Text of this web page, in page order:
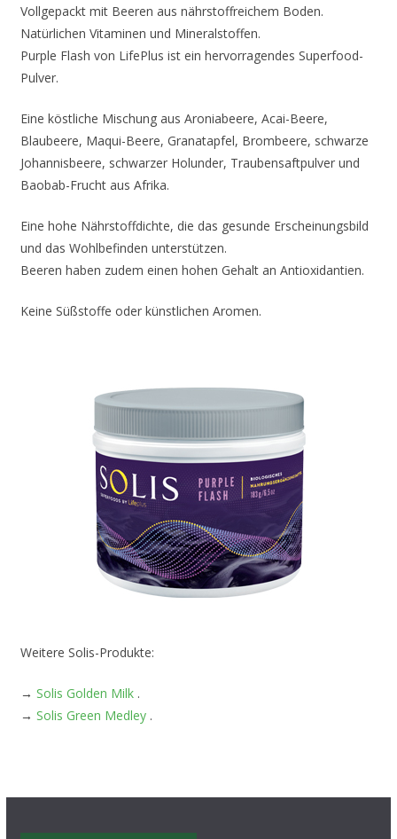
Vollgepackt mit Beeren aus nährstoffreichem Boden.
Natürlichen Vitaminen und Mineralstoffen.
Purple Flash von LifePlus ist ein hervorragendes Superfood-
Pulver.
Eine köstliche Mischung aus Aroniabeere, Acai-Beere,
Blaubeere, Maqui-Beere, Granatapfel, Brombeere, schwarze
Johannisbeere, schwarzer Holunder, Traubensaftpulver und
Baobab-Frucht aus Afrika.
Eine hohe Nährstoffdichte, die das gesunde Erscheinungsbild
und das Wohlbefinden unterstützen.
Beeren haben zudem einen hohen Gehalt an Antioxidantien.
Keine Süßstoffe oder künstlichen Aromen.
Weitere Solis-Produkte:
→ Solis Golden Milk.
→ Solis Green Medley.